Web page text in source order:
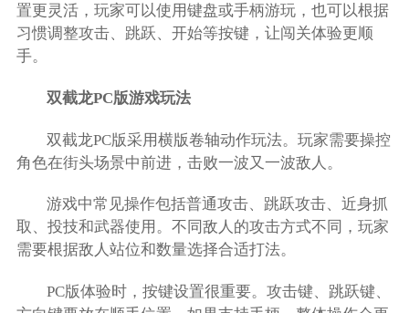
置更灵活，玩家可以使用键盘或手柄游玩，也可以根据
习惯调整攻击、跳跃、开始等按键，让闯关体验更顺
手。
双截龙PC版游戏玩法
双截龙PC版采用横版卷轴动作玩法。玩家需要操控
角色在街头场景中前进，击败一波又一波敌人。
游戏中常见操作包括普通攻击、跳跃攻击、近身抓
取、投技和武器使用。不同敌人的攻击方式不同，玩家
需要根据敌人站位和数量选择合适打法。
PC版体验时，按键设置很重要。攻击键、跳跃键、